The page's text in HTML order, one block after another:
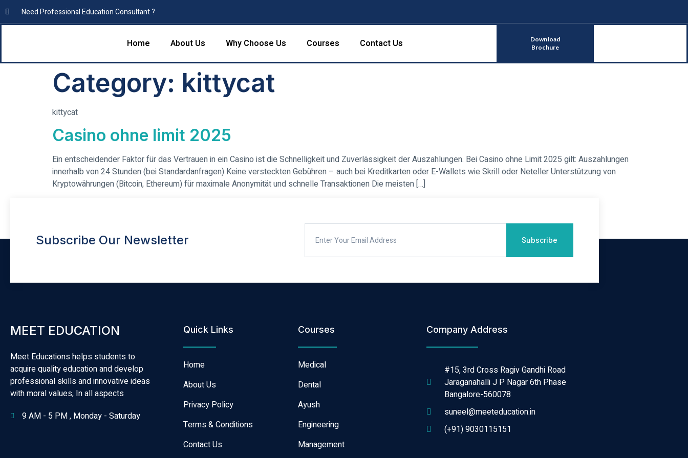
Need Professional Education Consultant ?
Home About Us Why Choose Us Courses Contact Us
Download
Brochure
Category: kittycat
kittycat
Casino ohne limit 2025
Ein entscheidender Faktor für das Vertrauen in ein Casino ist die Schnelligkeit und Zuverlässigkeit der Auszahlungen. Bei Casino ohne Limit 2025 gilt: Auszahlungen
innerhalb von 24 Stunden (bei Standardanfragen) Keine versteckten Gebühren – auch bei Kreditkarten oder E-Wallets wie Skrill oder Neteller Unterstützung von
Kryptowährungen (Bitcoin, Ethereum) für maximale Anonymität und schnelle Transaktionen Die meisten […]
Subscribe Our Newsletter Subscribe
MEET EDUCATION
Meet Educations helps students to
acquire quality education and develop
professional skills and innovative ideas
with moral values, In all aspects
9 AM - 5 PM , Monday - Saturday
Quick Links
Home
About Us
Privacy Policy
Terms & Conditions
Contact Us
Courses
Medical
Dental
Ayush
Engineering
Management
Company Address
#15, 3rd Cross Ragiv Gandhi Road
Jaraganahalli J P Nagar 6th Phase
Bangalore-560078
suneel@meeteducation.in
(+91) 9030115151